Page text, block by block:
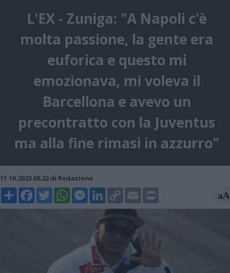
L'EX - Zuniga: "A Napoli c'è
molta passione, la gente era
euforica e questo mi
emozionava, mi voleva il
Barcellona e avevo un
precontratto con la Juventus
ma alla fine rimasi in azzurro"
11.10.2023 08:22 di Redazione
ShareFacebookTwitterWhatsAppMessenger
LinkedIn
Copy
Link
Email Print aA